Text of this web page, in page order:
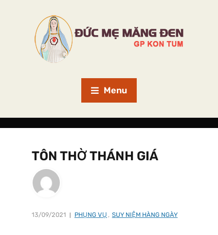
Menu
TÔN THỜ THÁNH GIÁ
13/09/2021 PHỤNG VỤ , SUY NIỆM HÀNG NGÀY